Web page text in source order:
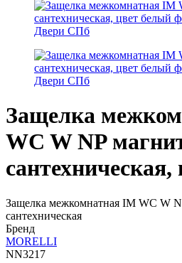
Защелка
WC W NP
Защелка межкомнатная IM WC W
сантехническая
Бренд
MORELLI
NN3217